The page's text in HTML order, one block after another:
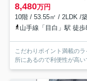
8,480万円
10階 / 53.55㎡ / 2LDK /
山手線「目白」駅 徒歩
こだわりポイント満載の
所にあるので利便性が高